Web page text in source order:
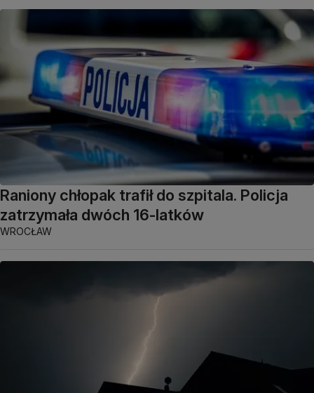
Raniony chłopak trafił do szpitala. Policja
zatrzymała dwóch 16-latków
WROCŁAW